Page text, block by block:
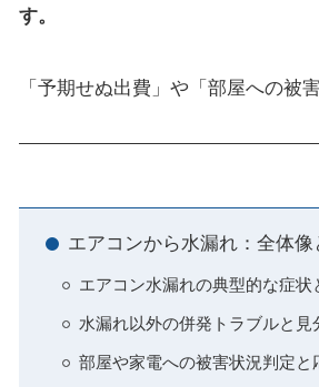
す。
「予期せぬ出費」や「部屋への
エアコンから水漏れ：全体
エアコン水漏れの典型的な症状
水漏れ以外の併発トラブルと見
部屋や家電への被害状況判定と